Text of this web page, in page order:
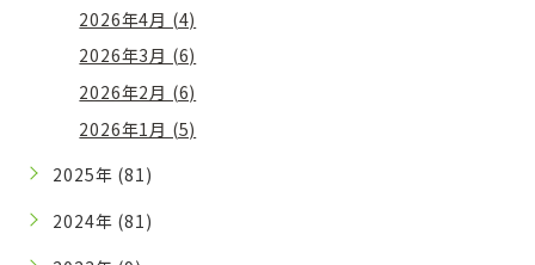
2026年4月 (4)
2026年3月 (6)
2026年2月 (6)
2026年1月 (5)
2025年 (81)
2024年 (81)